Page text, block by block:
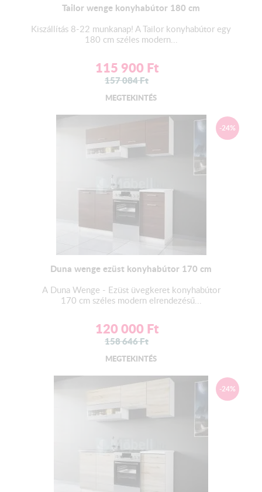
Tailor wenge konyhabútor 180 cm
Kiszállítás 8-22 munkanap! A Tailor konyhabútor egy
180 cm széles modern...
115 900 Ft
157 084Ft
MEGTEKINTÉS
-24%
Duna wenge ezüst konyhabútor 170 cm
A Duna Wenge - Ezüst üvegkeret konyhabútor
170 cm széles modern elrendezésű...
120 000 Ft
158 646Ft
MEGTEKINTÉS
-24%